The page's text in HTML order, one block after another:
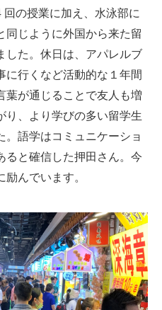
の授業に加え、水泳部に
同じように外国から来た留
した。休日は、アパレルブ
に行くなど活動的な１年間
葉が通じることで友人も増
り、より学びの多い留学生
。語学はコミュニケーショ
ると確信した押田さん。今
んでいます。